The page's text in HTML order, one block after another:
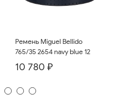
Ремень Miguel Bellido
765/35 2654 navy blue 12
10 780 ₽